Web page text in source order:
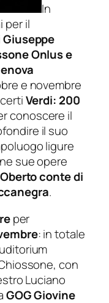
In
per il
Giuseppe
Onlus e
e novembre
Verdi: 200
conoscere il
il suo
ligure
sue opere
Oberto conte di
.
per
: in totale
con
Luciano
GOG Giovine